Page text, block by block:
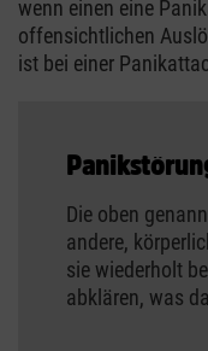
wenn einen eine
offensichtlichen
ist bei einer
Die oben
andere,
sie wiederholt
abklären, was